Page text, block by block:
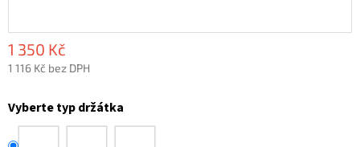
1 350 Kč
1 116 Kč bez DPH
cena:
Vyberte typ držátka